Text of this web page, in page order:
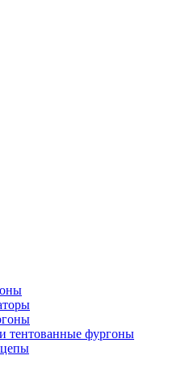
тентованные фургоны